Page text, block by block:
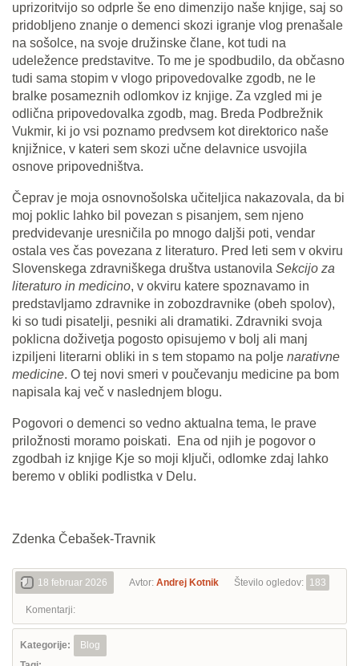
uprizoritvijo so odprle še eno dimenzijo naše knjige, saj so
pridobljeno znanje o demenci skozi igranje vlog prenašale
na sošolce, na svoje družinske člane, kot tudi na
udeležence predstavitve. To me je spodbudilo, da občasno
tudi sama stopim v vlogo pripovedovalke zgodb, ne le
bralke posameznih odlomkov iz knjige. Za vzgled mi je
odlična pripovedovalka zgodb, mag. Breda Podbrežnik
Vukmir, ki jo vsi poznamo predvsem kot direktorico naše
knjižnice, v kateri sem skozi učne delavnice usvojila
osnove pripovedništva.
Čeprav je moja osnovnošolska učiteljica nakazovala, da bi
moj poklic lahko bil povezan s pisanjem, sem njeno
predvidevanje uresničila po mnogo daljši poti, vendar
ostala ves čas povezana z literaturo. Pred leti sem v okviru
Slovenskega zdravniškega društva ustanovila Sekcijo za
literaturo in medicino, v okviru katere spoznavamo in
predstavljamo zdravnike in zobozdravnike (obeh spolov),
ki so tudi pisatelji, pesniki ali dramatiki. Zdravniki svoja
poklicna doživetja pogosto opisujemo v bolj ali manj
izpiljeni literarni obliki in s tem stopamo na polje narativne
medicine. O tej novi smeri v poučevanju medicine pa bom
napisala kaj več v naslednjem blogu.
Pogovori o demenci so vedno aktualna tema, le prave
priložnosti moramo poiskati. Ena od njih je pogovor o
zgodbah iz knjige Kje so moji ključi, odlomke zdaj lahko
beremo v obliki podlistka v Delu.
Zdenka Čebašek-Travnik
18 februar 2026 Avtor: Andrej Kotnik Število ogledov: 183
Komentarji:
Kategorije:
Blog